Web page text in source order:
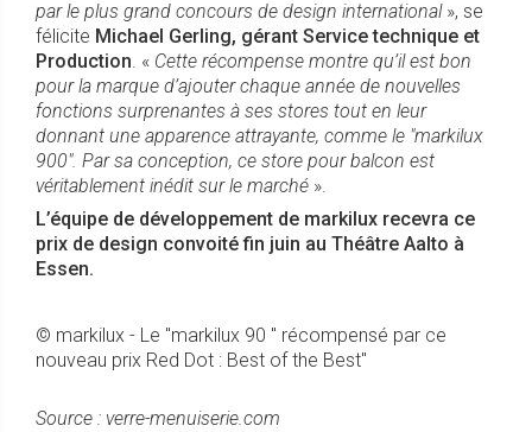
par le plus grand concours de design international », se
félicite Michael Gerling, gérant Service technique et
Production. « Cette récompense montre qu’il est bon
pour la marque d’ajouter chaque année de nouvelles
fonctions surprenantes à ses stores tout en leur
donnant une apparence attrayante, comme le "markilux
900". Par sa conception, ce store pour balcon est
véritablement inédit sur le marché ».
L’équipe de développement de markilux recevra ce
prix de design convoité fin juin au Théâtre Aalto à
Essen.
© markilux - Le "markilux 90 " récompensé par ce
nouveau prix Red Dot : Best of the Best"
Source : verre-menuiserie.com